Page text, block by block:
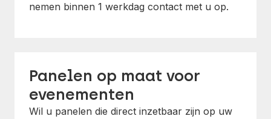
nemen binnen 1 werkdag contact met u op.
Panelen op maat voor
evenementen
Wil u panelen die direct inzetbaar zijn op uw